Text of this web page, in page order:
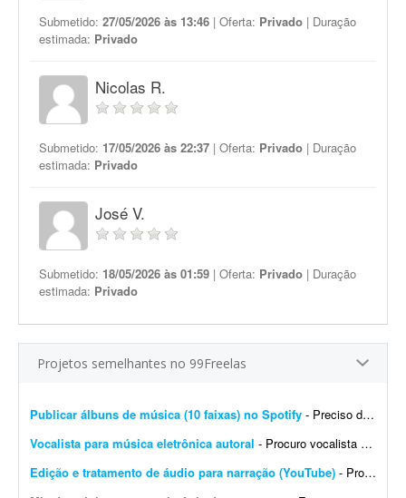
Submetido: 27/05/2026 às 13:46 | Oferta: Privado | Duração
estimada: Privado
Nicolas R.
Submetido: 17/05/2026 às 22:37 | Oferta: Privado | Duração
estimada: Privado
José V.
Submetido: 18/05/2026 às 01:59 | Oferta: Privado | Duração
estimada: Privado
Projetos semelhantes no 99Freelas
Publicar álbuns de música (10 faixas) no Spotify - Preciso de ajuda para publicar 10 músicas no Spotify. Basicamente, preciso que alguém me ajude a subir essas 10 faixas no Spotify, organizadas em dois álbuns: - 1 álbu...
Vocalista para música eletrônica autoral - Procuro vocalista para música eletrônica autoral. Estou buscando uma pessoa para gravar os vocais de uma faixa autoral. Dou preferência por voz feminina, mas também esto...
Edição e tratamento de áudio para narração (YouTube) - Projeto: Editor de Áudio para Narração (YouTube) Estou procurando um editor de áudio freelancer para realizar a limpeza e o tratamento das minhas narraçõe...